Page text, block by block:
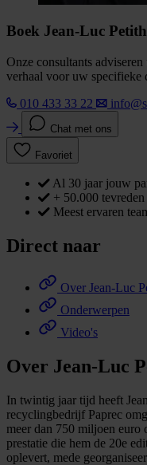
Boek Jean-Luc
Onze consultants
verhaal voor uw specifieke
010 433 33 22
Chat met ons
Favoriet
Al 30 jaar jouw
+ 50.000
Meest ervaren
Direct naar
Over Jean-Luc
Onderwerpen
Video's
Over Jean-Luc
In twintig jaar tijd heeft
recyclingbedrijf Paprec
meer dan 750 miljoen euro
prestatie die hem de 20e
oplevert, mede